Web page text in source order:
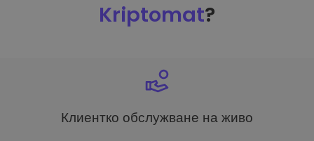
Kriptomat?
Клиентко обслужване на живо